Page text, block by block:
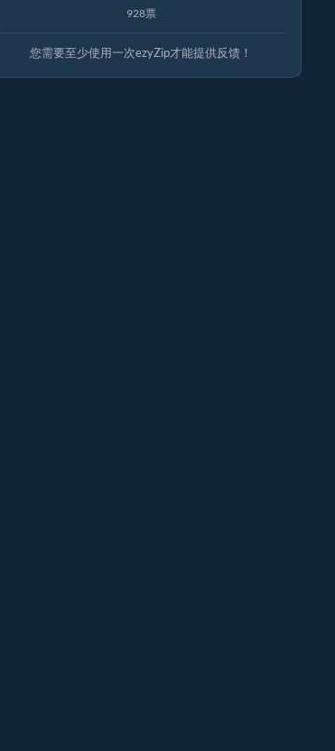
928票
您需要至少使用一次ezyZip才能提供反馈！